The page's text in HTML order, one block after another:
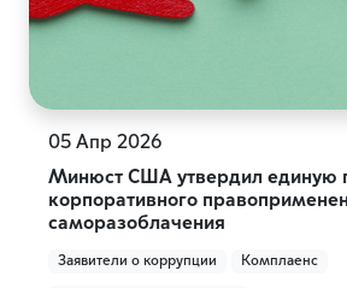
05 Апр 2026
Минюст США утвердил единую
корпоративного
саморазоблачения
Заявители о коррупции Комплаенс